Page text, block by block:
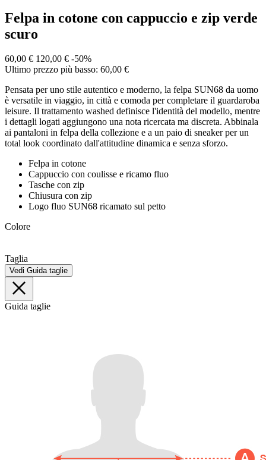
Felpa in cotone con cappuccio e zip verde
scuro
60,00 € 120,00 € -50%
Ultimo prezzo più basso: 60,00 €
Pensata per uno stile autentico e moderno, la felpa SUN68 da uomo
è versatile in viaggio, in città e comoda per completare il guardaroba
leisure. Il trattamento washed definisce l'identità del modello, mentre
i dettagli logati aggiungono una nota ricercata ma discreta. Abbinala
ai pantaloni in felpa della collezione e a un paio di sneaker per un
total look coordinato dall'attitudine dinamica e senza sforzo.
Felpa in cotone
Cappuccio con coulisse e ricamo fluo
Tasche con zip
Chiusura con zip
Logo fluo SUN68 ricamato sul petto
Colore
Taglia
Vedi Guida taglie
Guida taglie